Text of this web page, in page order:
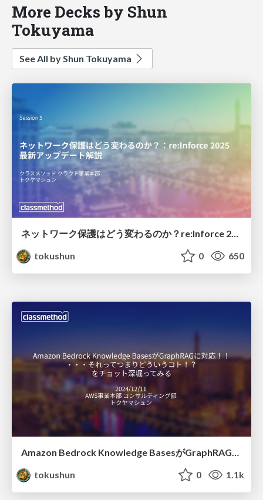
More Decks by Shun
Tokuyama
See All by Shun Tokuyama
ネットワーク保護はどう変わるのか？re:Inforce 2025最新アップデート解説
tokushun
0 650
tokushun
0 1.1k